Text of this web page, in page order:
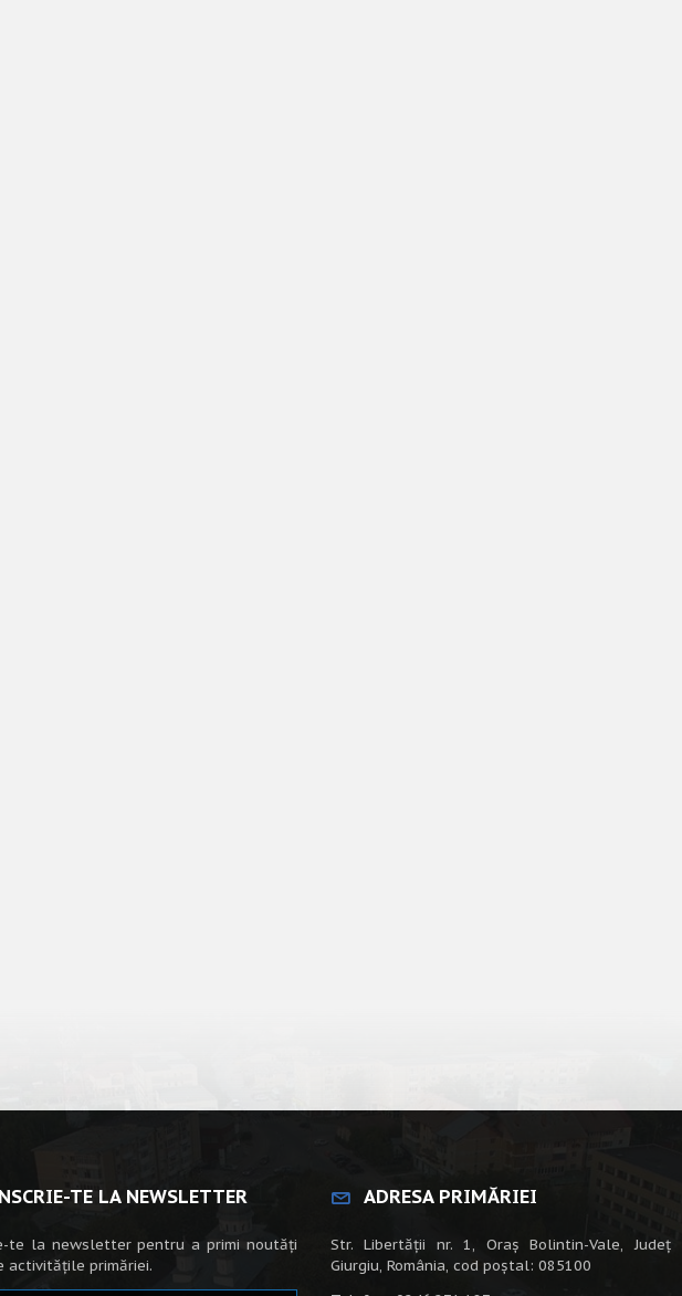
TE LA NEWSLETTER
te la newsletter pentru a primi noutăți
activitățile primăriei.
ADRESA PRIMĂRIEI
Str. Libertății nr. 1, Oraș Bolintin-Vale, Județ
Giurgiu, România, cod poștal: 085100